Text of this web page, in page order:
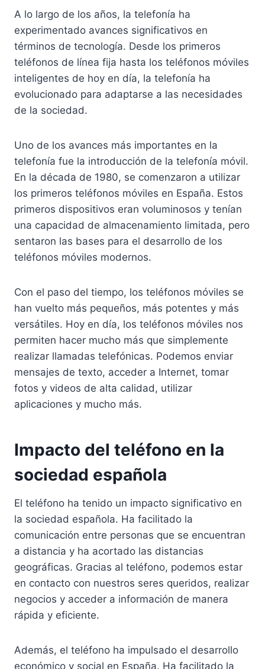
A lo largo de los años, la telefonía ha
experimentado avances significativos en
términos de tecnología. Desde los primeros
teléfonos de línea fija hasta los teléfonos móviles
inteligentes de hoy en día, la telefonía ha
evolucionado para adaptarse a las necesidades
de la sociedad.
Uno de los avances más importantes en la
telefonía fue la introducción de la telefonía móvil.
En la década de 1980, se comenzaron a utilizar
los primeros teléfonos móviles en España. Estos
primeros dispositivos eran voluminosos y tenían
una capacidad de almacenamiento limitada, pero
sentaron las bases para el desarrollo de los
teléfonos móviles modernos.
Con el paso del tiempo, los teléfonos móviles se
han vuelto más pequeños, más potentes y más
versátiles. Hoy en día, los teléfonos móviles nos
permiten hacer mucho más que simplemente
realizar llamadas telefónicas. Podemos enviar
mensajes de texto, acceder a Internet, tomar
fotos y videos de alta calidad, utilizar
aplicaciones y mucho más.
Impacto del teléfono en la
sociedad española
El teléfono ha tenido un impacto significativo en
la sociedad española. Ha facilitado la
comunicación entre personas que se encuentran
a distancia y ha acortado las distancias
geográficas. Gracias al teléfono, podemos estar
en contacto con nuestros seres queridos, realizar
negocios y acceder a información de manera
rápida y eficiente.
Además, el teléfono ha impulsado el desarrollo
económico y social en España. Ha facilitado la